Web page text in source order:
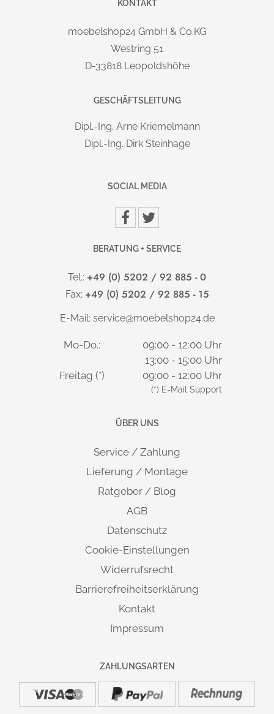
weniger Minuten durchzuführen.
MARKE / HERSTELLER:
Westfalenstr. 77-79 | D-58636 Iserlohn | durable@durable.de
KONTAKT
moebelshop24 GmbH & Co.KG
Westring 51
D-33818 Leopoldshöhe
GESCHÄFTSLEITUNG
Dipl.-Ing. Arne Kriemelmann
Dipl.-Ing. Dirk Steinhage
SOCIAL MEDIA
BERATUNG + SERVICE
Tel.: +49 (0) 5202 / 92 885 - 0
Fax: +49 (0) 5202 / 92 885 - 15
E-Mail: service@moebelshop24.de
Mo-Do.:
09:00 - 12:00 Uhr
13:00 - 15:00 Uhr
Freitag (*)
09:00 - 12:00 Uhr
(*) E-Mail Support
ÜBER UNS
Service / Zahlung
Lieferung / Montage
Ratgeber / Blog
AGB
Datenschutz
Cookie-Einstellungen
Widerrufsrecht
Barrierefreiheitserklärung
Kontakt
Impressum
ZAHLUNGSARTEN